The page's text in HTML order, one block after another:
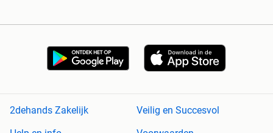
2dehands Zakelijk
Veilig en Succesvol